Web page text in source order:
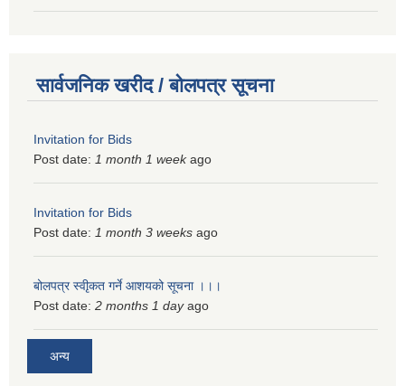
सार्वजनिक खरीद / बोलपत्र सूचना
Invitation for Bids
Post date: 1 month 1 weekago
Invitation for Bids
Post date: 1 month 3 weeks ago
बोलपत्र स्वीृकत गर्ने आशयको सूचना ।।।
Post date: 2 months 1 dayago
अन्य